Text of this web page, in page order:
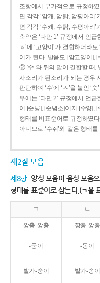
조항에서 부가적으로 규정하였
면 각각 ‘암캐, 암탉, 암평아리’
면 각각 ‘수캐, 수탉, 수평아리
축약은 ‘다만 1’ 규정에서 언
ㅎ’에 ‘고양이’가 결합하더라
어가 된다. 발음도 [암고양이],
② ‘수’와 뒤의 말이 결합할 때,
사소리가 된소리가 되는 경우
판단하여 ‘수’에 ‘ㅅ’을 붙인 ‘
우에는 ‘다만 2’ 규정에서 언
이 [순냥], [순념소]이지 [수양],
형태를 비표준어로 규정하였
아니므로 ‘수쥐’와 같은 형태
제2절 모음
제8항 양성 모음이 음성 모음
형태를 표준어로 삼는다.(ㄱ을
ㄱ ㄴ
깡충-깡충 깡총-깡총
-둥이 -동이
발가-숭이 발가-송이